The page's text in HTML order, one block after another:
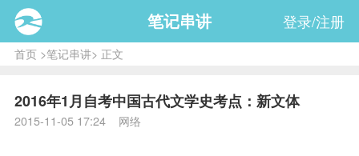
笔记串讲 登录/注册
首页>笔记串讲> 正文
2016年1月自考中国古代文学史考点：新文体
2015-11-05 17:24 网络